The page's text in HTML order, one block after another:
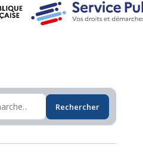
Rechercher